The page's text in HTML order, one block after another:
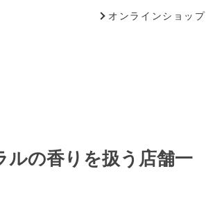
オンラインショップ
ルの香りを扱う店舗一